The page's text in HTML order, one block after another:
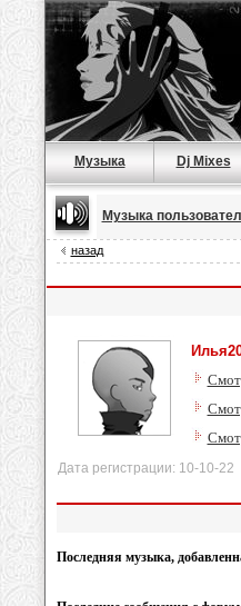
Музыка Dj Mixes
Музыка
назад
Дата регистрации: 10-10-
Последняя музыка,